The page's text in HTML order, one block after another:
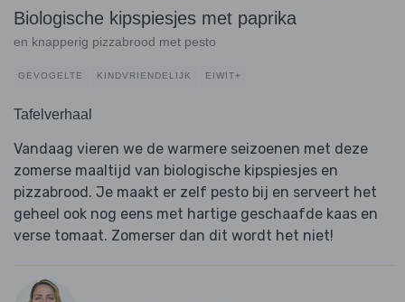
Biologische kipspiesjes met paprika
en knapperig pizzabrood met pesto
GEVOGELTE KINDVRIENDELIJK EIWIT+
Tafelverhaal
Vandaag vieren we de warmere seizoenen met deze
zomerse maaltijd van biologische kipspiesjes en
pizzabrood. Je maakt er zelf pesto bij en serveert het
geheel ook nog eens met hartige geschaafde kaas en
verse tomaat. Zomerser dan dit wordt het niet!